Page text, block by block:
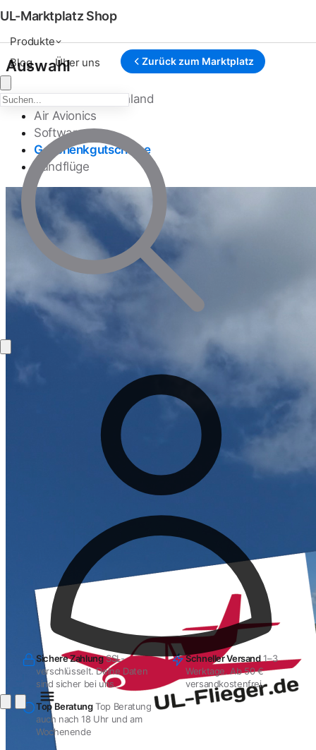
UL-Marktplatz Shop
Produkte
Blog
Über uns Zurück zum Marktplatz
Auswahl
Kanardia Deutschland
Air Avionics
Software
Geschenkgutscheine
Rundflüge
Sichere Zahlung SSL-
verschlüsselt. Deine Daten
sind sicher bei uns.
Schneller Versand 1–3
Werktage. Ab 50 €
versandkostenfrei.
Top Beratung Top Beratung
auch nach 18 Uhr und am
Wochenende